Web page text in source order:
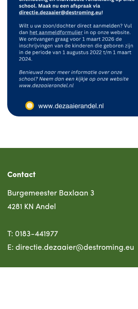
Contact
Burgemeester Baxlaan 3
4281 KN Andel
T: 0183-441977
E: directie.dezaaier@destroming.eu